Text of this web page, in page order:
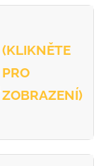
(KLIKNĚTE
PRO
ZOBRAZENÍ)